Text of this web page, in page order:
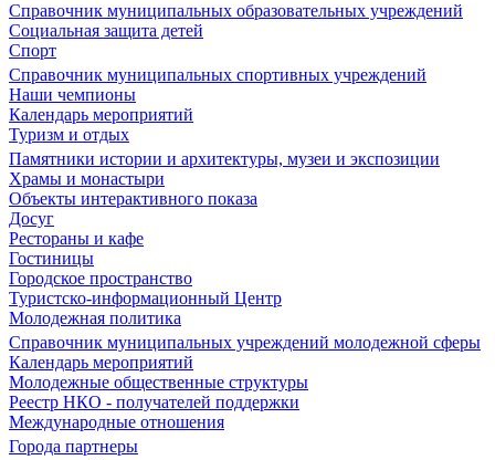
Справочник муниципальных образовательных учреждений
Социальная защита детей
Спорт
Справочник муниципальных спортивных учреждений
Наши чемпионы
Календарь мероприятий
Туризм и отдых
Памятники истории и архитектуры, музеи и экспозиции
Храмы и монастыри
Объекты интерактивного показа
Досуг
Рестораны и кафе
Гостиницы
Городское пространство
Туристско-информационный Центр
Молодежная политика
Справочник муниципальных учреждений молодежной сферы
Календарь мероприятий
Молодежные общественные структуры
Реестр НКО - получателей поддержки
Международные отношения
Города партнеры